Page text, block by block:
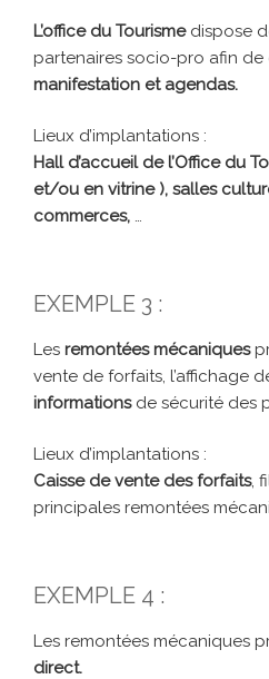
L’office du Tourisme dispose
partenaires socio-pro afin de
manifestation et agendas.
Lieux d’implantations :
Hall d’accueil de l’Office du
et/ou en vitrine ), salles
commerces, …
EXEMPLE 3 :
Les remontées mécaniques
vente de forfaits, l’affichage
informations de sécurité des
Lieux d’implantations :
Caisse de vente des forfaits,
principales remontées
EXEMPLE 4 :
Les remontées mécaniques
direct.